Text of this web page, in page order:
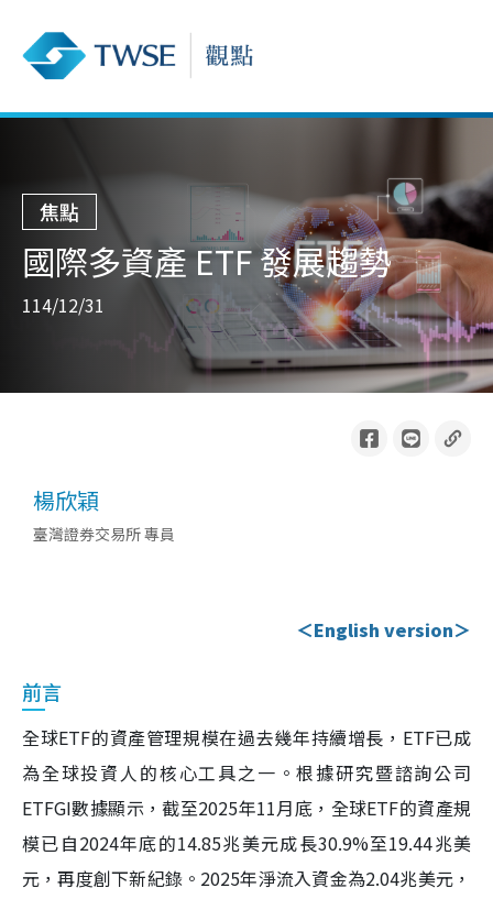
焦點
國際多資產 ETF 發展趨勢
114/12/31
楊欣穎
臺灣證券交易所 專員
＜English version＞
前言
全球ETF的資產管理規模在過去幾年持續增長，ETF已成
為全球投資人的核心工具之一。根據研究暨諮詢公司
ETFGI數據顯示，截至2025年11月底，全球ETF的資產規
模已自2024年底的14.85兆美元成長30.9%至19.44兆美
元，再度創下新紀錄。2025年淨流入資金為2.04兆美元，